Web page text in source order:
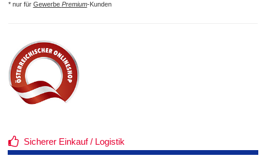
* nur für Gewerbe Premium-Kunden
Sicherer Einkauf / Logistik